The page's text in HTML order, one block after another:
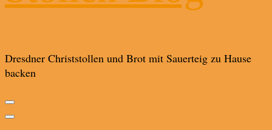
Dresdner Christstollen und Brot mit Sauerteig zu Hause
backen